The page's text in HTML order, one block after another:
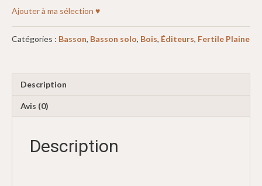
Ajouter à ma sélection ♥
Catégories : Basson, Basson solo, Bois, Éditeurs, Fertile Plaine
Description
Avis (0)
Description